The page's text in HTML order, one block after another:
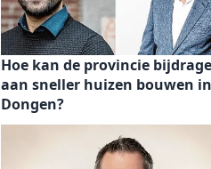
Hoe kan de provincie
aan sneller huizen bouwen in
Dongen?